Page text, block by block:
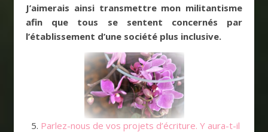
J’aimerais ainsi transmettre mon militantisme
afin que tous se sentent concernés par
l’établissement d’une société plus inclusive.
Parlez-nous de vos projets d’écriture. Y aura-t-il